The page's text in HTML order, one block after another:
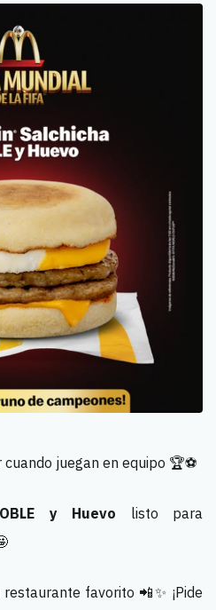
juegan en equipo 🏆⚽
y Huevo listo para
favorito 📲✨ ¡Pide